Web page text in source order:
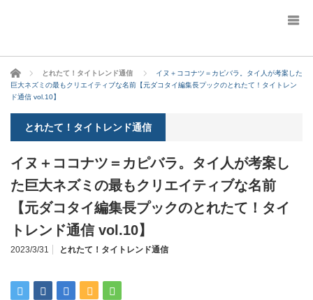
ホーム とれたて！タイトレンド通信
イヌ＋ココナツ＝カピバラ。タイ人が考案した
巨大ネズミの最もクリエイティブな名前【元ダコタイ編集長プックのとれたて！タイトレン
ド通信 vol.10】
とれたて！タイトレンド通信
イヌ＋ココナツ＝カピバラ。タイ人が考案し
た巨大ネズミの最もクリエイティブな名前
【元ダコタイ編集長プックのとれたて！タイ
トレンド通信 vol.10】
2023/3/31 とれたて！タイトレンド通信